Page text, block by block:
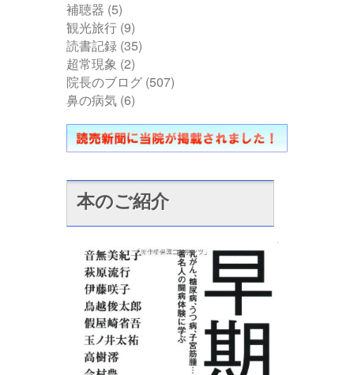
補聴器 (5)
観光旅行 (9)
読書記録 (35)
超常現象 (2)
院長のブログ (507)
鼻の病気 (6)
本のご紹介